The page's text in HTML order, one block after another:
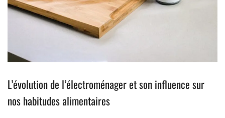
L’évolution de l’électroménager et son influence sur
nos habitudes alimentaires